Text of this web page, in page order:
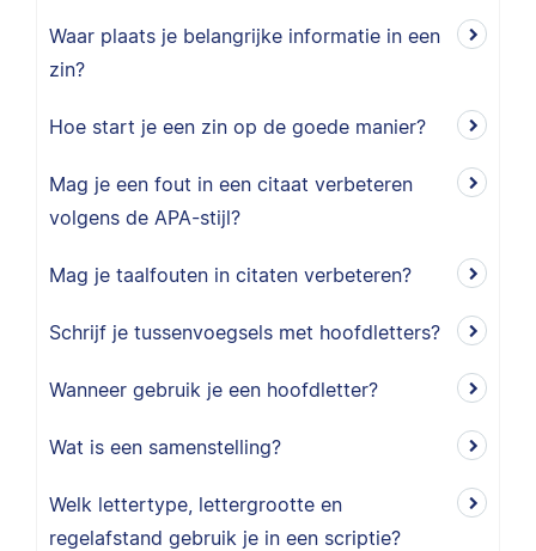
Waar plaats je belangrijke informatie in een
zin?
Hoe start je een zin op de goede manier?
Mag je een fout in een citaat verbeteren
volgens de APA-stijl?
Mag je taalfouten in citaten verbeteren?
Schrijf je tussenvoegsels met hoofdletters?
Wanneer gebruik je een hoofdletter?
Wat is een samenstelling?
Welk lettertype, lettergrootte en
regelafstand gebruik je in een scriptie?